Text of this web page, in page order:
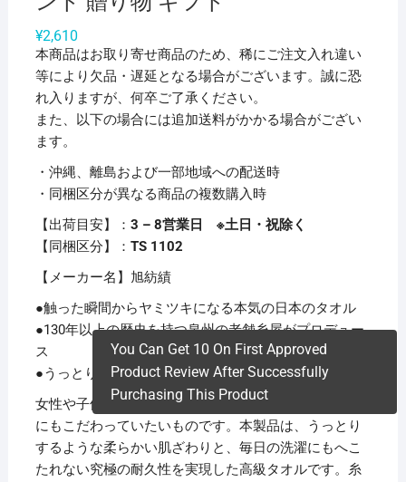
¥2,610
本商品はお取り寄せ商品のため、稀にご注文入れ違い
等により欠品・遅延となる場合がございます。誠に恐
れ入りますが、何卒ご了承ください。
また、以下の場合には追加送料がかかる場合がござい
ます。
・沖縄、離島および一部地域への配送時
・同梱区分が異なる商品の複数購入時
【出荷目安】： 3 – 8営業日 ※土日・祝除く
【同梱区分】： TS 1102
【メーカー名】旭紡績
●触った瞬間からヤミツキになる本気の日本のタオル
●130年以上の歴史を持つ泉州の老舗糸屋がプロデュー
ス
●うっとりするソフトな肌触りと究極の耐久性を実現
女性や子供のお肌は大変デリケート。毎日使うタオル
にもこだわっていたいものです。本製品は、うっとり
するような柔らかい肌ざわりと、毎日の洗濯にもへこ
たれない究極の耐久性を実現した高級タオルです。糸
You Can Get 10 On First Approved
Product Review After Successfully
Purchasing This Product